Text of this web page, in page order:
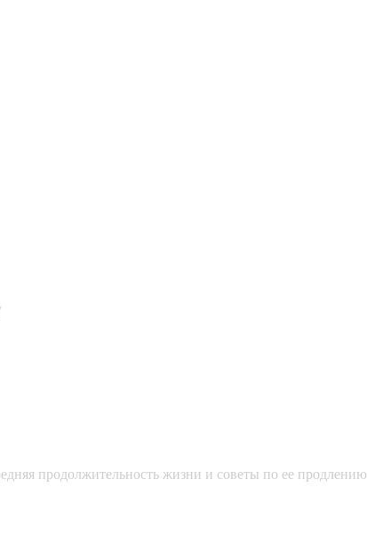
продолжительность жизни и советы по ее продлению